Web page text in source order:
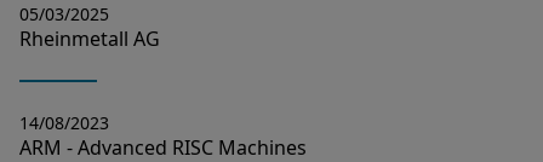
05/03/2025
Rheinmetall AG
14/08/2023
ARM - Advanced RISC Machines